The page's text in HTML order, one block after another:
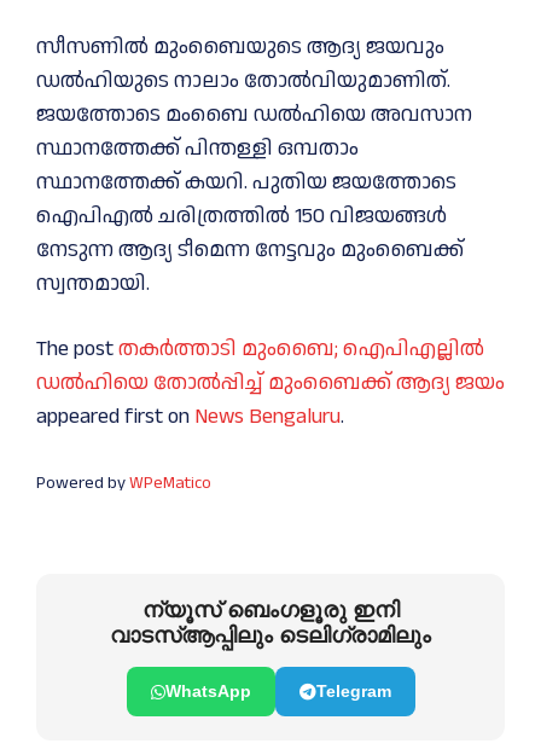
സീസണില്‍ മുംബൈയുടെ ആദ്യ ജയവും
ഡല്‍ഹിയുടെ നാലാം തോല്‍വിയുമാണിത്.
ജയത്തോടെ മംബൈ ഡല്‍ഹിയെ അവസാന
സ്ഥാനത്തേക്ക് പിന്തള്ളി ഒമ്പതാം
സ്ഥാനത്തേക്ക് കയറി. പുതിയ ജയത്തോടെ
ഐപിഎല്‍ ചരിത്രത്തില്‍ 150 വിജയങ്ങള്‍
നേടുന്ന ആദ്യ ടീമെന്ന നേട്ടവും മുംബൈക്ക്
സ്വന്തമായി.
The postതകർത്താടി മുംബൈ; ഐപിഎല്ലിൽ
ഡൽഹിയെ തോൽപ്പിച്ച് മുംബൈക്ക് ആദ്യ ജയം
appeared first on News Bengaluru.
Powered byWPeMatico
ന്യൂസ് ബെംഗളൂരു ഇനി
വാടസ്ആപ്പിലും ടെലിഗ്രാമിലും
WhatsApp Telegram